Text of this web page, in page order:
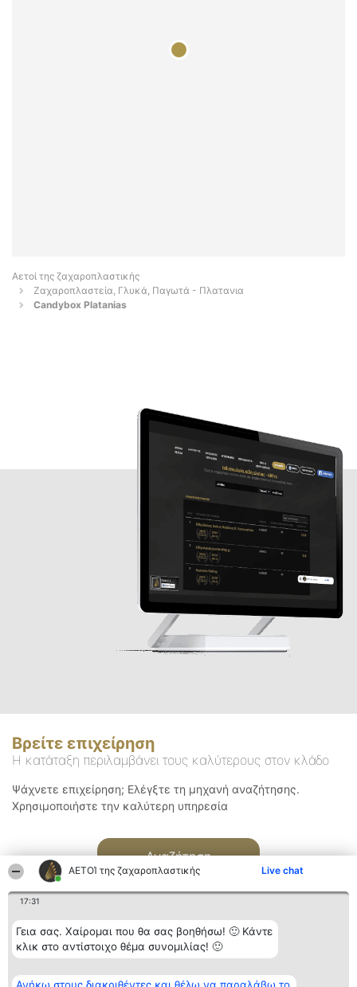
ΑΕΤΟΊ της ζαχαροπλαστικής Live chat
17:31
Γεια σας. Χαίρομαι που θα σας βοηθήσω! 🙂 Κάντε
κλικ στο αντίστοιχο θέμα συνομιλίας! 🙂
Αετοί της ζαχαροπλαστικής
Ζαχαροπλαστεία, Γλυκά, Παγωτά - Πλατανια
Candybox Platanias
Βρείτε επιχείρηση
Η κατάταξη περιλαμβάνει τους καλύτερους στον κλάδο
Ψάχνετε επιχείρηση; Ελέγξτε τη μηχανή αναζήτησης.
Χρησιμοποιήστε την καλύτερη υπηρεσία
Αναζήτηση
Διοργανωτής της
κατάταξης
Κατάταξη
Διακριθέντες
Επικοινωνία
Επικοινωνία